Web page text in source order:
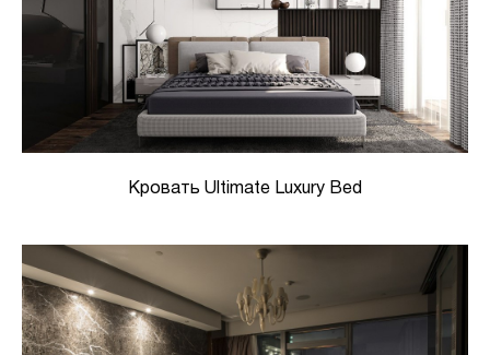
Кровать Ultimate Luxury Bed